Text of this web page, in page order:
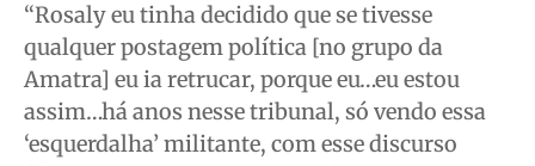
“Rosaly eu tinha decidido que se tivesse
qualquer postagem política [no grupo da
Amatra] eu ia retrucar, porque eu…eu estou
assim…há anos nesse tribunal, só vendo essa
‘esquerdalha’ militante, com esse discurso